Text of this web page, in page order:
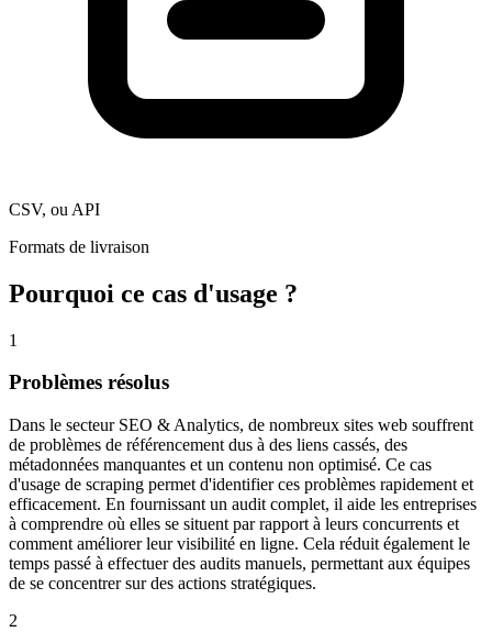
CSV, ou API
Formats de livraison
Pourquoi ce cas d'usage ?
1
Problèmes résolus
Dans le secteur SEO & Analytics, de nombreux sites web souffrent
de problèmes de référencement dus à des liens cassés, des
métadonnées manquantes et un contenu non optimisé. Ce cas
d'usage de scraping permet d'identifier ces problèmes rapidement et
efficacement. En fournissant un audit complet, il aide les entreprises
à comprendre où elles se situent par rapport à leurs concurrents et
comment améliorer leur visibilité en ligne. Cela réduit également le
temps passé à effectuer des audits manuels, permettant aux équipes
de se concentrer sur des actions stratégiques.
2